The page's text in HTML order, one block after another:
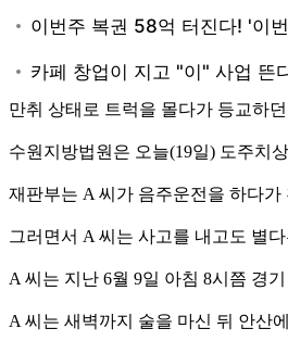
만취 상태로 트럭을 몰다가 등교하
수원지방법원은 오늘(19일) 도주치
재판부는 A 씨가 음주운전을 하다
그러면서 A 씨는 사고를 내고도 별
A 씨는 지난 6월 9일 아침 8시쯤 경
A 씨는 새벽까지 술을 마신 뒤 안산